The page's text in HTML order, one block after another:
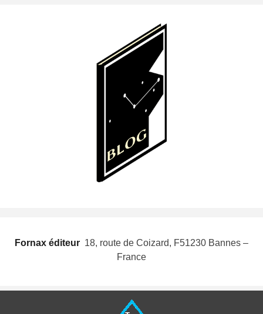
Fornax éditeur  18, route de Coizard, F51230 Bannes –
France